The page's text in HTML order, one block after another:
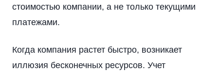
стоимостью компании, а не только текущими
платежами.
Когда компания растет быстро, возникает
иллюзия бесконечных ресурсов. Учет